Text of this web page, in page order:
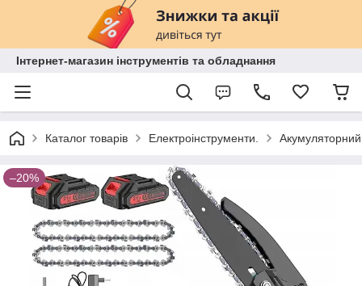
Інтернет-магазин інструментів та обладнання
Каталог товарів Електроінструменти. Акумуляторний
–20%